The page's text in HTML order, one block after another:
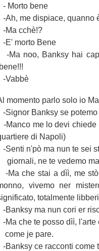
- Morto bene
-Ah, me dispiace, quanno
-Ma cchè!?
-E' morto Bene
-Ma noo, Banksy hai
bene!!!
-Vabbè
momento parlo solo io
-Signor Banksy se
-Manco me lo devi
di Napoli)
-Senti n'pò ma nun te sei
giornali, ne te vedemo
-Ma che stai a dìì, me
vivemo ner
totalmente
-Banksy ma nun cori er
-Ma che te posso dìì, l'arte
come je pare.
-Banksy ce racconti come